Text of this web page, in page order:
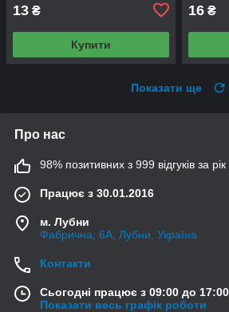
13 ₴
Купити
16 ₴
Показати ще
Про нас
98% позитивних з 999 відгуків за рік
Працює з 30.01.2016
м. Лубни
Фабрична, 6А, Лубни, Україна
Контакти
Сьогодні працює з 09:00 до 17:00
Показати весь графік роботи